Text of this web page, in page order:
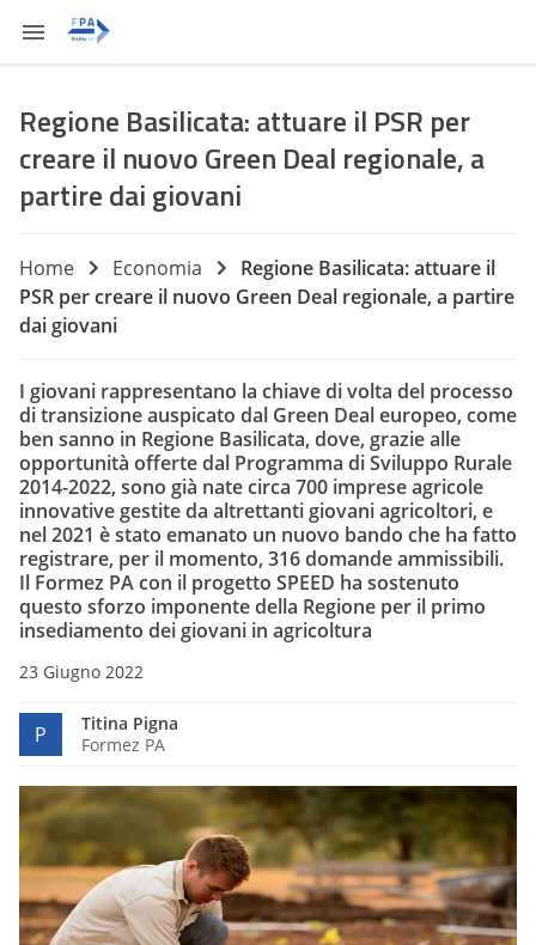
Regione Basilicata: attuare il PSR per
creare il nuovo Green Deal regionale, a
partire dai giovani
Home Economia
Regione Basilicata: attuare il
PSR per creare il nuovo Green Deal regionale, a partire
dai giovani
I giovani rappresentano la chiave di volta del processo
di transizione auspicato dal Green Deal europeo, come
ben sanno in Regione Basilicata, dove, grazie alle
opportunità offerte dal Programma di Sviluppo Rurale
2014-2022, sono già nate circa 700 imprese agricole
innovative gestite da altrettanti giovani agricoltori, e
nel 2021 è stato emanato un nuovo bando che ha fatto
registrare, per il momento, 316 domande ammissibili.
Il Formez PA con il progetto SPEED ha sostenuto
questo sforzo imponente della Regione per il primo
insediamento dei giovani in agricoltura
23 Giugno 2022
P
Titina Pigna
Formez PA